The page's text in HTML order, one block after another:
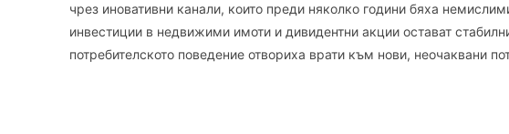
чрез иновативни канали, които преди няколко години бяха
инвестиции в недвижими имоти и дивидентни акции остават
потребителското поведение отвориха врати към нови, неочаквани